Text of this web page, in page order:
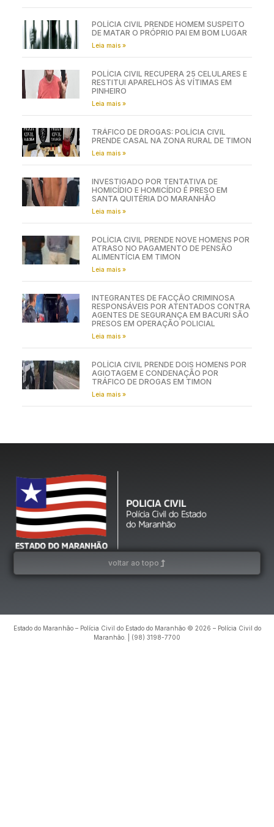
POLÍCIA CIVIL PRENDE HOMEM SUSPEITO
DE MATAR O PRÓPRIO PAI EM BOM LUGAR
Leia mais »
POLÍCIA CIVIL RECUPERA 25 CELULARES E
RESTITUI APARELHOS ÀS VÍTIMAS EM
PINHEIRO
Leia mais »
TRÁFICO DE DROGAS: POLÍCIA CIVIL
PRENDE CASAL NA ZONA RURAL DE TIMON
Leia mais »
INVESTIGADO POR TENTATIVA DE
HOMICÍDIO E HOMICÍDIO É PRESO EM
SANTA QUITÉRIA DO MARANHÃO
Leia mais »
POLÍCIA CIVIL PRENDE NOVE HOMENS POR
ATRASO NO PAGAMENTO DE PENSÃO
ALIMENTÍCIA EM TIMON
Leia mais »
INTEGRANTES DE FACÇÃO CRIMINOSA
RESPONSÁVEIS POR ATENTADOS CONTRA
AGENTES DE SEGURANÇA EM BACURI SÃO
PRESOS EM OPERAÇÃO POLICIAL
Leia mais »
POLÍCIA CIVIL PRENDE DOIS HOMENS POR
AGIOTAGEM E CONDENAÇÃO POR
TRÁFICO DE DROGAS EM TIMON
Leia mais »
voltar ao topo
Estado do Maranhão – Polícia Civil do Estado do Maranhão © 2026 – Polícia Civil do
Maranhão. | (98) 3198-7700